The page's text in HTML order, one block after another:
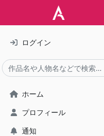
ログイン
ホーム
プロフィール
通知